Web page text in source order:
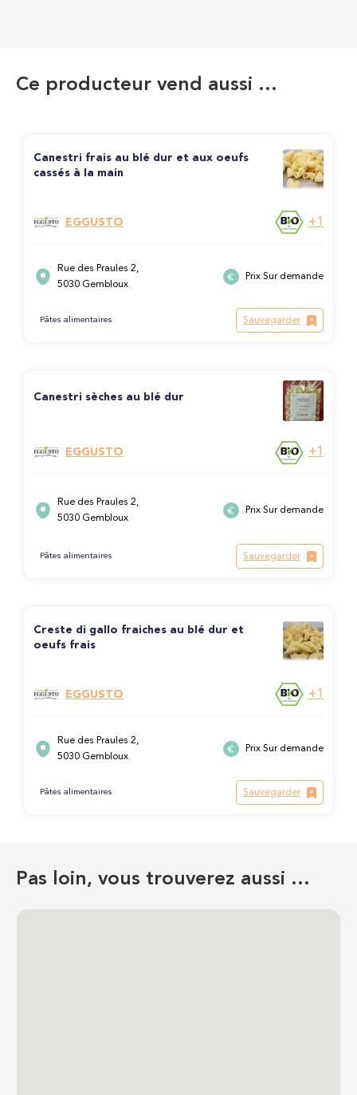
Ce producteur vend aussi …
Canestri frais au blé dur et aux oeufs
cassés à la main
EGGUSTO +1
Rue des Praules 2,
5030 Gembloux
Prix Sur demande
Pâtes alimentaires Sauvegarder
Canestri sèches au blé dur
EGGUSTO +1
Rue des Praules 2,
5030 Gembloux
Prix Sur demande
Pâtes alimentaires Sauvegarder
Creste di gallo fraiches au blé dur et
oeufs frais
EGGUSTO +1
Rue des Praules 2,
5030 Gembloux
Prix Sur demande
Pâtes alimentaires Sauvegarder
Pas loin, vous trouverez aussi …